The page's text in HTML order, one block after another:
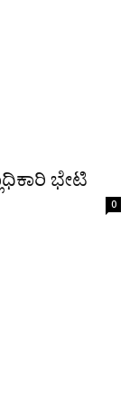
ಭೇಟಿ
0